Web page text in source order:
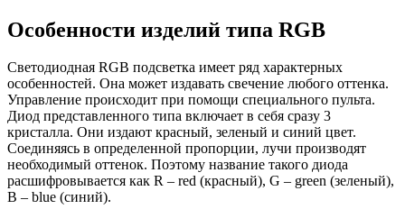
Особенности изделий типа RGB
Светодиодная RGB подсветка имеет ряд характерных
особенностей. Она может издавать свечение любого оттенка.
Управление происходит при помощи специального пульта.
Диод представленного типа включает в себя сразу 3
кристалла. Они издают красный, зеленый и синий цвет.
Соединяясь в определенной пропорции, лучи производят
необходимый оттенок. Поэтому название такого диода
расшифровывается как R – red (красный), G – green (зеленый),
B – blue (синий).